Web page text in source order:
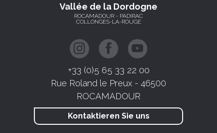
Vallée de la Dordogne
ROCAMADOUR - PADIRAC
COLLONGES-LA-ROUGE
+33 (0)5 65 33 22 00
Rue Roland le Preux - 46500
ROCAMADOUR
Kontaktieren Sie uns